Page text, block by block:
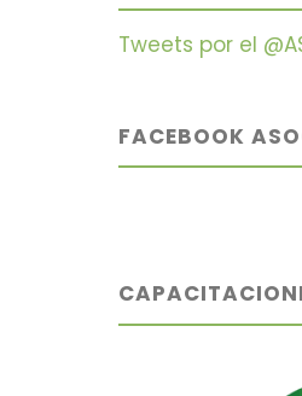
Tweets por el
FACEBOOK